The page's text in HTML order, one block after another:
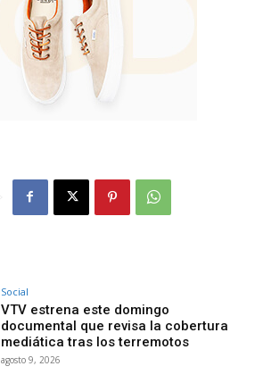
Social
VTV estrena este domingo
documental que revisa la cobertura
mediática tras los terremotos
agosto 9, 2026